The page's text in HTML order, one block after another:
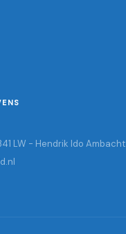
LW - Hendrik Ido Ambacht